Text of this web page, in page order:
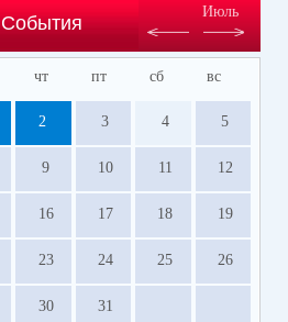
События
Июль
чт пт сб вс
2 3 4 5
9 10 11 12
16 17 18 19
23 24 25 26
30 31